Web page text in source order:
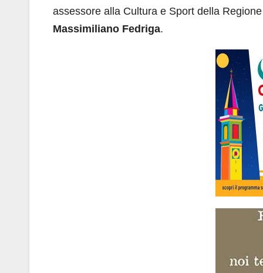
assessore alla Cultura e Sport della
Massimiliano Fedriga.